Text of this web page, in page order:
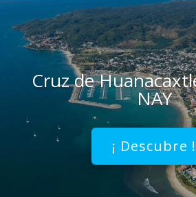
Cruz de
NAY
¡ Descubre !